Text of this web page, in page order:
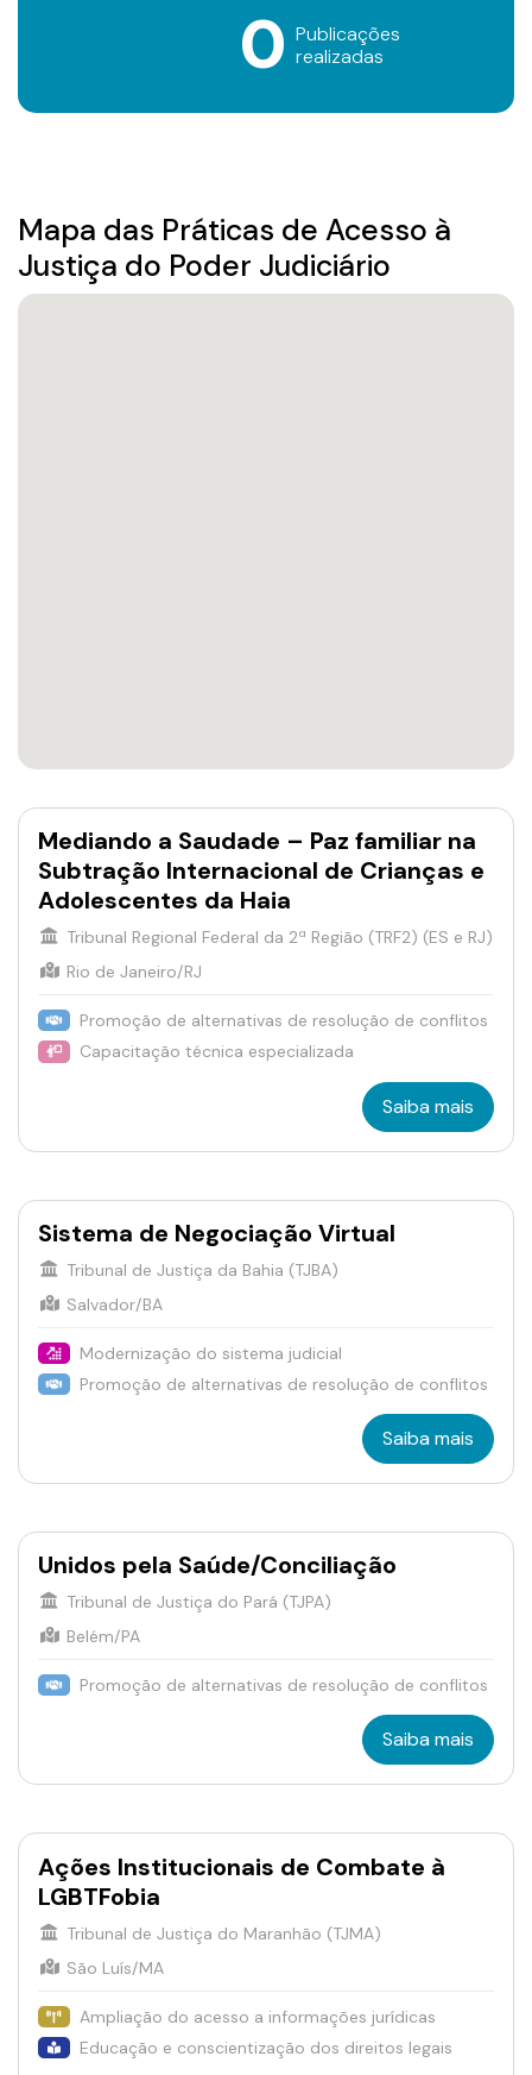
0 Publicações
realizadas
Mapa das Práticas de Acesso à
Justiça do Poder Judiciário
Mediando a Saudade – Paz familiar na
Subtração Internacional de Crianças e
Adolescentes da Haia
Tribunal Regional Federal da 2ª Região (TRF2) (ES e RJ)
Rio de Janeiro/RJ
Promoção de alternativas de resolução de conflitos
Capacitação técnica especializada
Saiba mais
Sistema de Negociação Virtual
Tribunal de Justiça da Bahia (TJBA)
Salvador/BA
Modernização do sistema judicial
Promoção de alternativas de resolução de conflitos
Saiba mais
Unidos pela Saúde/Conciliação
Tribunal de Justiça do Pará (TJPA)
Belém/PA
Promoção de alternativas de resolução de conflitos
Saiba mais
Ações Institucionais de Combate à
LGBTFobia
Tribunal de Justiça do Maranhão (TJMA)
São Luís/MA
Ampliação do acesso a informações jurídicas
Educação e conscientização dos direitos legais